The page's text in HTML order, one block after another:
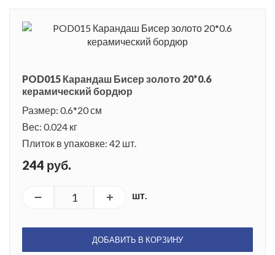
POD015 Карандаш Бисер золото 20*0.6
керамический бордюр
Размер: 0.6*20 см
Вес: 0.024 кг
Плиток в упаковке: 42 шт.
244 руб.
шт.
ДОБАВИТЬ В КОРЗИНУ